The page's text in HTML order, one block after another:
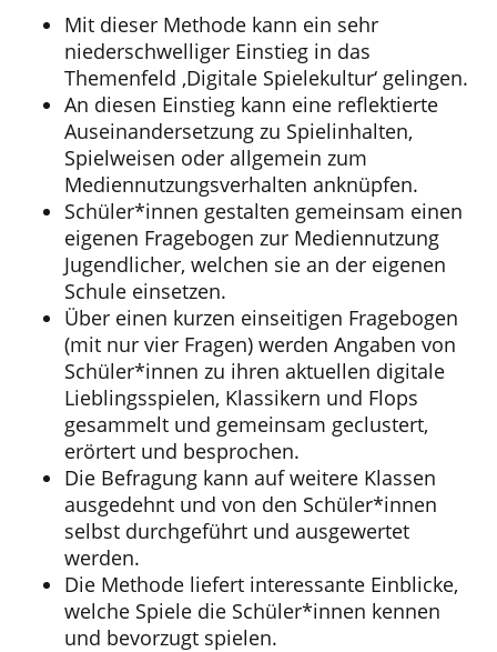
Mit dieser Methode kann ein sehr
niederschwelliger Einstieg in das
Themenfeld ‚Digitale Spielekultur‘ gelingen.
An diesen Einstieg kann eine reflektierte
Auseinandersetzung zu Spielinhalten,
Spielweisen oder allgemein zum
Mediennutzungsverhalten anknüpfen.
Schüler*innen gestalten gemeinsam einen
eigenen Fragebogen zur Mediennutzung
Jugendlicher, welchen sie an der eigenen
Schule einsetzen.
Über einen kurzen einseitigen Fragebogen
(mit nur vier Fragen) werden Angaben von
Schüler*innen zu ihren aktuellen digitale
Lieblingsspielen, Klassikern und Flops
gesammelt und gemeinsam geclustert,
erörtert und besprochen.
Die Befragung kann auf weitere Klassen
ausgedehnt und von den Schüler*innen
selbst durchgeführt und ausgewertet
werden.
Die Methode liefert interessante Einblicke,
welche Spiele die Schüler*innen kennen
und bevorzugt spielen.